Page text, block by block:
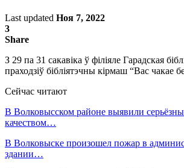
Last updated Ноя 7, 2022
3
Share
З 29 па 31 сакавіка ў філіяле Гарадская
праходзіў бібліятэчны кірмаш “Вас чакае
Сейчас читают
В Волковысском районе выявили
качеством…
В Волковыске произошел пожар в
здании…